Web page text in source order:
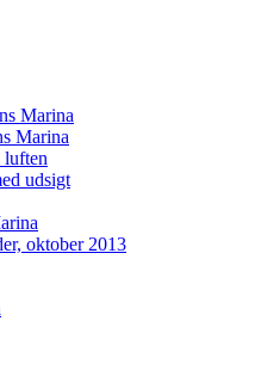
Marina
Marina
luften
udsigt
oktober 2013